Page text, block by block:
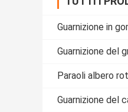
Guarnizione in
Guarnizione del
Paraoli albero
Guarnizione del